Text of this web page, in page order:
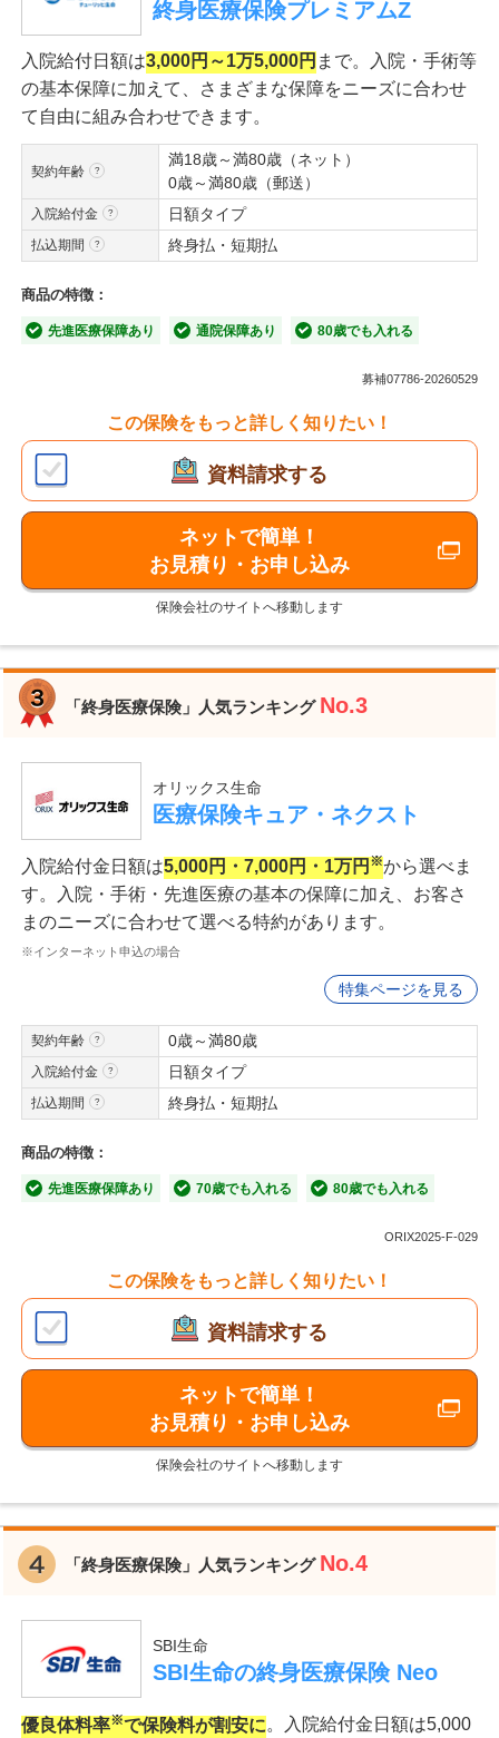
終身医療保険プレミアムZ
入院給付日額は3,000円～1万5,000円 まで。入院・手術等
の基本保障に加えて、さまざまな保障をニーズに合わせ
て自由に組み合わせできます。
契約年齢
満18歳～満80歳（ネット）
0歳～満80歳（郵送）
入院給付金 日額タイプ
払込期間 終身払・短期払
商品の特徴：
先進医療保障あり 通院保障あり 80歳でも入れる
募補07786-20260529
この保険をもっと詳しく知りたい！
資料請求する
ネットで簡単！
お見積り・お申し込み
保険会社のサイトへ移動します
「終身医療保険」人気ランキング No.3
オリックス生命
医療保険キュア・ネクスト
入院給付金日額は5,000円・7,000円・1万円 ※から選べま
す。入院・手術・先進医療の基本の保障に加え、お客さ
まのニーズに合わせて選べる特約があります。
※インターネット申込の場合
特集ページを見る
契約年齢 0歳～満80歳
入院給付金 日額タイプ
払込期間 終身払・短期払
商品の特徴：
先進医療保障あり 70歳でも入れる 80歳でも入れる
ORIX2025-F-029
この保険をもっと詳しく知りたい！
資料請求する
ネットで簡単！
お見積り・お申し込み
保険会社のサイトへ移動します
「終身医療保険」人気ランキング No.4
SBI生命
SBI生命の終身医療保険 Neo
優良体料率※で保険料が割安に。入院給付金日額は5,000